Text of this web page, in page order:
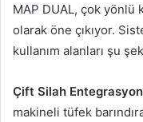
MAP DUAL, çok yönlü
olarak öne çıkıyor.
kullanım alanları şu
Çift Silah
makineli tüfek